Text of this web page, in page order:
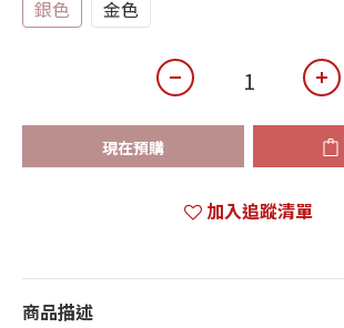
銀色 金色
現在預購
加入追蹤清單
商品描述